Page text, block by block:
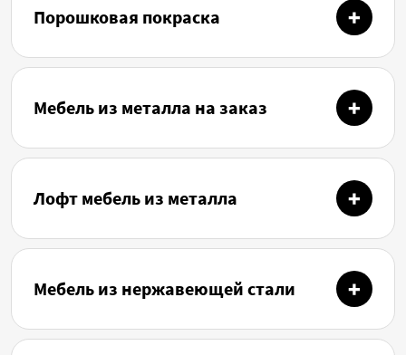
Порошковая покраска
Мебель из металла на заказ
Лофт мебель из металла
Мебель из нержавеющей стали